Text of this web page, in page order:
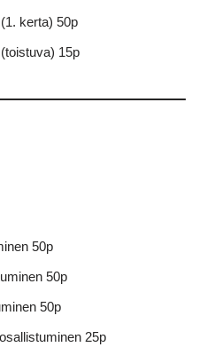
kerta) 50p
15p
50p
50p
50p
25p